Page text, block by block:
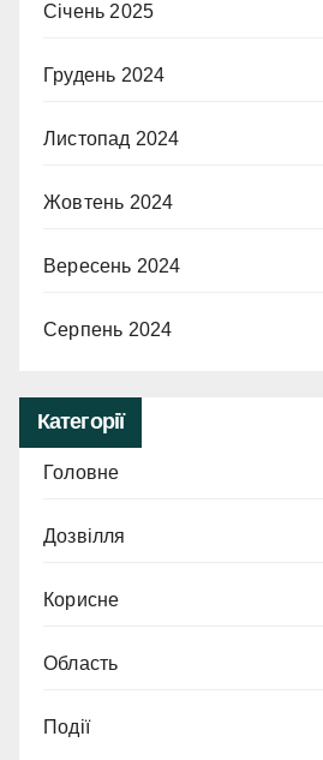
Січень 2025
Грудень 2024
Листопад 2024
Жовтень 2024
Вересень 2024
Серпень 2024
Категорії
Головне
Дозвілля
Корисне
Область
Події